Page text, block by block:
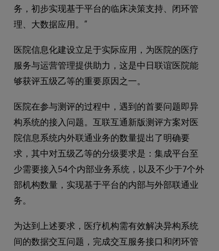
务，初步实现基于平台的临床决策支持、闭环管
理、大数据应用。”
医院信息化建设立足于实际应用，为医院的医疗
服务与运营管理提供助力，这是中日联谊医院能
够获评五级乙等的重要原因之一。
医院在参与测评的过程中，遇到的首要问题即异
构系统的接入问题。互联互通新版测评方案对医
院信息系统内外联通业务的数量提出了明确要
求，其中对五级乙等的分级要求是：集成平台至
少需要接入54个内部业务系统，以及不少于7个外
部机构数量，实现基于平台的内部与外部联通业
务。
为达到上述要求，医疗机构需有效解决异构系统
间的数据交互问题，完成交互服务接口和闭环管